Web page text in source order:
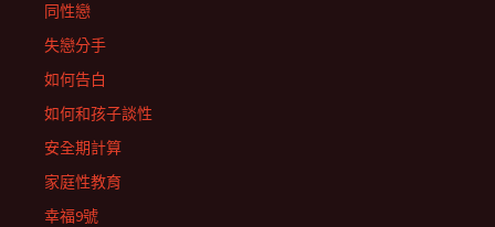
同性戀
失戀分手
如何告白
如何和孩子談性
安全期計算
家庭性教育
幸福9號